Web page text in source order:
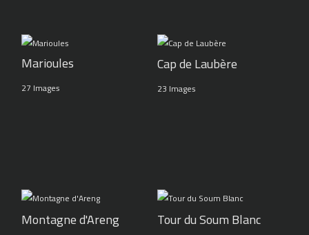
Marioules
27 Images
Cap de Laubère
23 Images
Montagne d'Areng Tour du Soum Blanc